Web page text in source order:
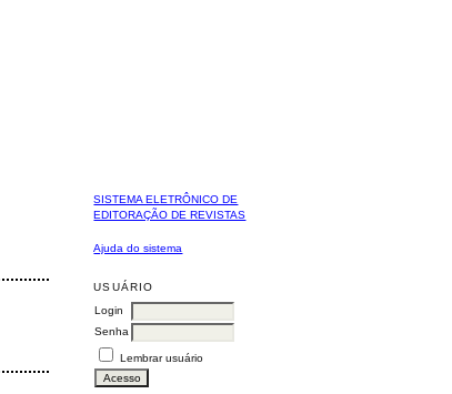
SISTEMA ELETRÔNICO DE
EDITORAÇÃO DE REVISTAS
Ajuda do sistema
USUÁRIO
Login
Senha
Lembrar usuário